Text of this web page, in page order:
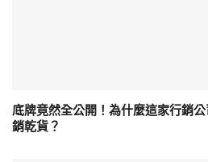
底牌竟然全公開！為什麼這家行銷
銷乾貨？